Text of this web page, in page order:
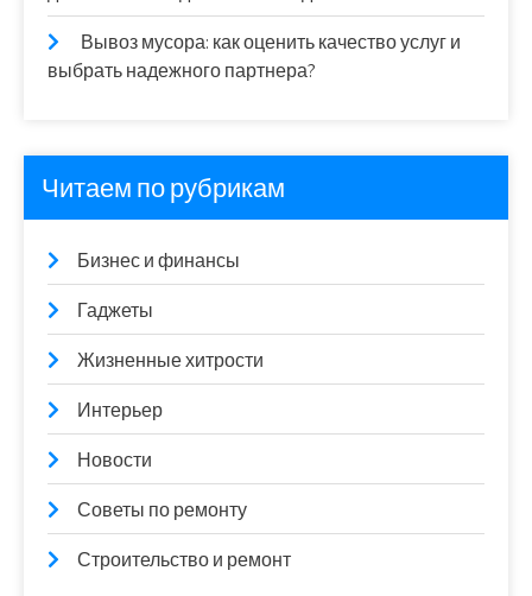
Вывоз мусора: как оценить качество услуг и
выбрать надежного партнера?
Читаем по рубрикам
Бизнес и финансы
Гаджеты
Жизненные хитрости
Интерьер
Новости
Советы по ремонту
Строительство и ремонт